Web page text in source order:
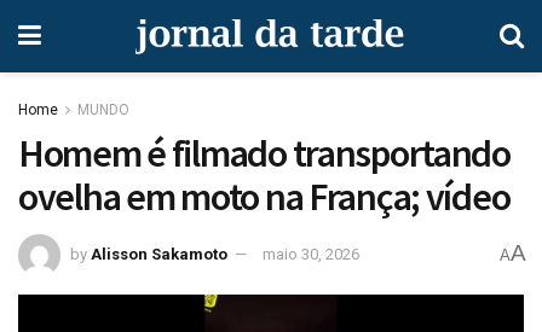
Home MUNDO
Homem é filmado transportando
ovelha em moto na França; vídeo
by Alisson Sakamoto maio 30, 2026 AA